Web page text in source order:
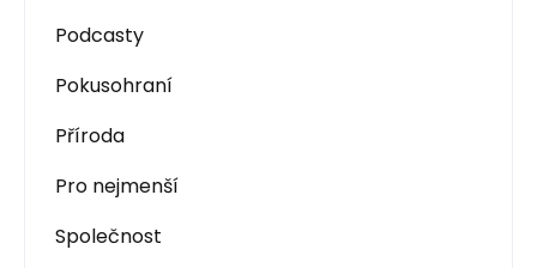
Podcasty
Pokusohraní
Příroda
Pro nejmenší
Společnost